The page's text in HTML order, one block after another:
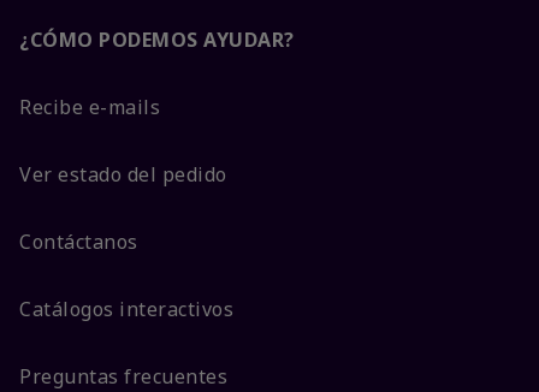
¿CÓMO PODEMOS AYUDAR?
Recibe e-mails
Ver estado del pedido
Contáctanos
Catálogos interactivos
Preguntas frecuentes